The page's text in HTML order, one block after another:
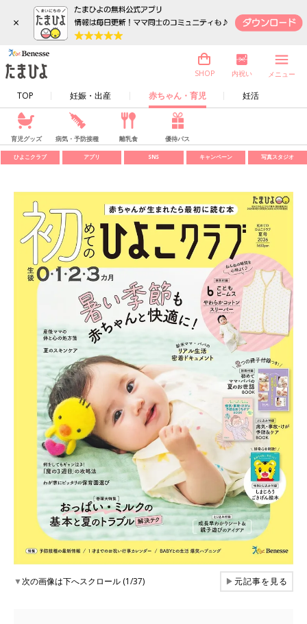
×
TOP 妊娠・出産 赤ちゃん・育児 妊活
SHOP 内祝い メニュー
育児グッズ 病気・予防接種 離乳食 優待パス
ひよこクラブ アプリ SNS キャンペーン 写真スタジオ
▼次の画像は下へスクロール (1/37) ▶元記事を見る